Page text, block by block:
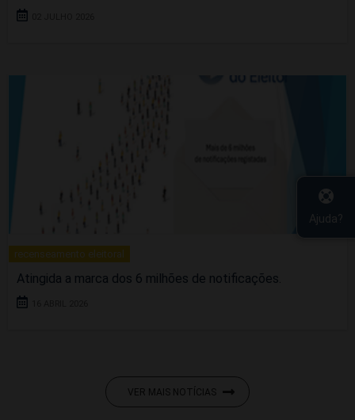
Ajuda?
recenseamento eleitoral
Atingida a marca dos 6 milhões de notificações.
VER MAIS NOTÍCIAS